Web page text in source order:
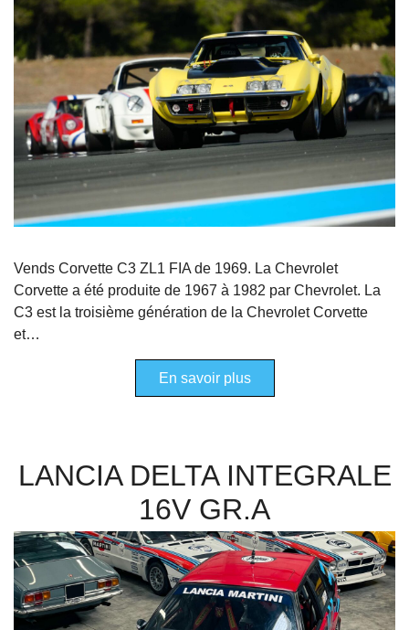
Vends Corvette C3 ZL1 FIA de 1969. La Chevrolet
Corvette a été produite de 1967 à 1982 par Chevrolet. La
C3 est la troisième génération de la Chevrolet Corvette
et…
En savoir plus
LANCIA DELTA INTEGRALE
16V GR.A